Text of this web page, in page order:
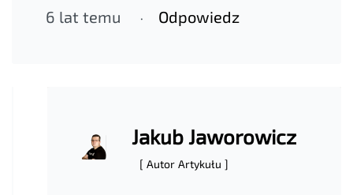
6 lat temu Odpowiedz
Jakub Jaworowicz
[ Autor Artykułu ]